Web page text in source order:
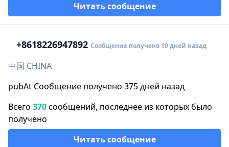
Читать сообщение
+8618226947892 Сообщение получено 19 дней назад
中国 CHINA
pubAt Сообщение получено 375 дней назад
Всего 370сообщений, последнее из которых было
получено
Читать сообщение